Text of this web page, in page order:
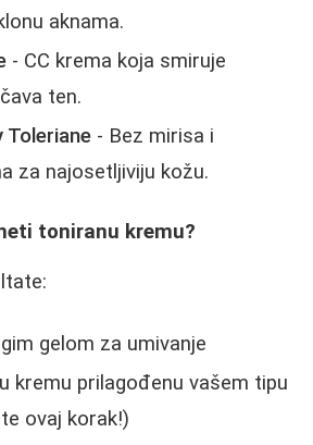
aknama.
- CC krema koja smiruje
ten.
Toleriane - Bez mirisa i
za najosetljiviju kožu.
toniranu kremu?
gelom za umivanje
kremu prilagođenu vašem tipu
ovaj korak!)